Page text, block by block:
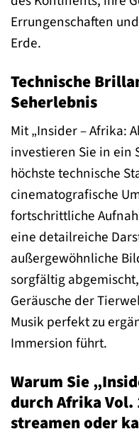
Errungenschaften
Erde.
Technische
Seherlebnis
Mit „Insider – Afrika:
investieren Sie in ein
höchste technische
cinematografische
fortschrittliche
eine detailreiche
außergewöhnliche
sorgfältig
Geräusche der
Musik perfekt zu
Immersion führt.
Warum Sie
durch Afrika Vol.
streamen oder